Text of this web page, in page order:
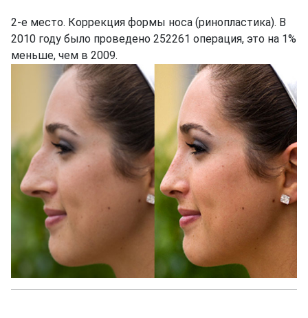
2-е место. Коррекция формы носа (ринопластика). В
2010 году было проведено 252261 операция, это на 1%
меньше, чем в 2009.